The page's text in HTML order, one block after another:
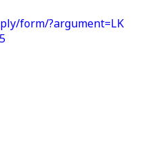
form/?argument=LK